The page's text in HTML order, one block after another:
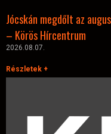
Jócskán megdőlt az
– Körös Hírcentrum
2026.08.07.
Részletek +